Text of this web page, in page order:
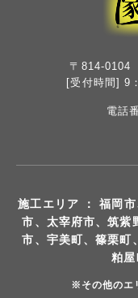
〒814-0104
[受付時間] 9
電話
施工エリア ： 福岡
市、太宰府市、筑紫
市、宇美町、篠栗町
粕
※その他のエ